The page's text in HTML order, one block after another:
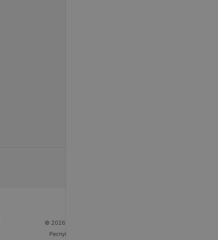
© 2026 ООО «Артокс Лаб», УНП 191700409
Республика Беларусь, г. Минск, улица Толбухина, 2,